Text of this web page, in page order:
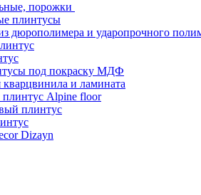
порожки
плинтусы
дюрополимера и ударопрочного
под покраску МДФ
и ламината
Alpine floor
плинтус
Dizayn